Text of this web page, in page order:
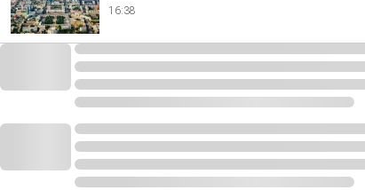
16:38